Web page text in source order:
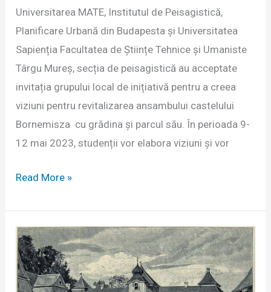
Universitarea MATE, Institutul de Peisagistică,
Planificare Urbană din Budapesta și Universitatea
Sapienția Facultatea de Științe Tehnice și Umaniste
Târgu Mureș, secția de peisagistică au acceptate
invitația grupului local de inițiativă pentru a creea
viziuni pentru revitalizarea ansambului castelului
Bornemisza cu grădina și parcul său. În perioada 9-
12 mai 2023, studenții vor elabora viziuni și vor
Atelierul
de
peisagistică
2023
Read More »